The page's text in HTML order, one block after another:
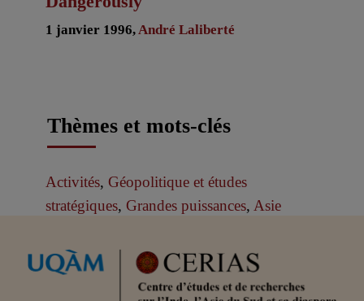
1 janvier 1996, André Laliberté
Thèmes et mots-clés
Activités, Géopolitique et études
stratégiques, Grandes puissances, Asie